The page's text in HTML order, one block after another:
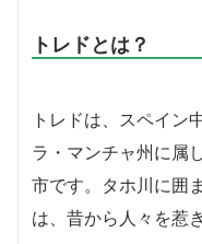
トレドとは？
トレドは、スペイン
ラ・マンチャ州に属
市です。タホ川に囲
は、昔から人々を惹